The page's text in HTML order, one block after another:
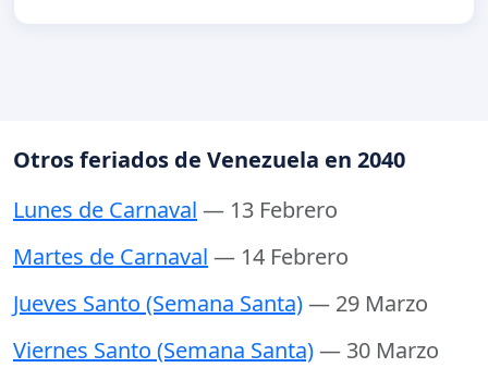
Otros feriados de Venezuela en 2040
Lunes de Carnaval — 13 Febrero
Martes de Carnaval — 14 Febrero
Jueves Santo (Semana Santa)— 29 Marzo
Viernes Santo (Semana Santa)— 30 Marzo